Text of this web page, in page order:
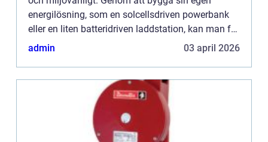
energilösning, som en solcellsdriven powerbank
eller en liten batteridriven laddstation, kan man få
frihet att ...
admin 03 april 2026